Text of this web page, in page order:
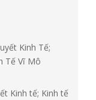
Kinh Tế;
Tế Vĩ Mô
Kinh tế; Kinh tế